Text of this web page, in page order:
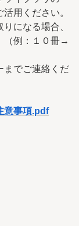
用ください。
になる場合、
（例：１０冊→
でご連絡くだ
意事項.pdf